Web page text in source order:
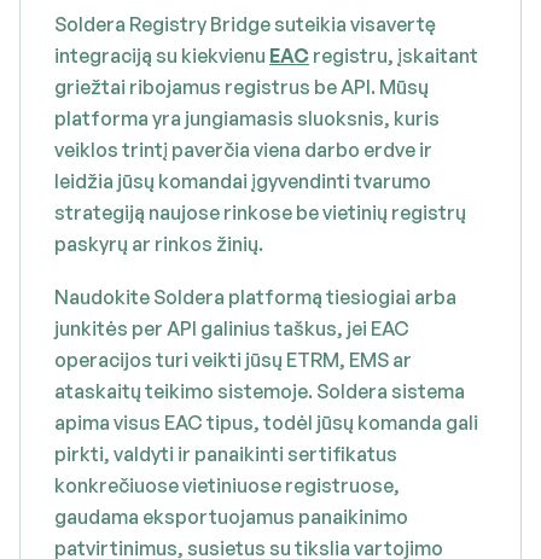
Soldera Registry Bridge suteikia visavertę
integraciją su kiekvienu EAC registru, įskaitant
griežtai ribojamus registrus be API. Mūsų
platforma yra jungiamasis sluoksnis, kuris
veiklos trintį paverčia viena darbo erdve ir
leidžia jūsų komandai įgyvendinti tvarumo
strategiją naujose rinkose be vietinių registrų
paskyrų ar rinkos žinių.
Naudokite Soldera platformą tiesiogiai arba
junkitės per API galinius taškus, jei EAC
operacijos turi veikti jūsų ETRM, EMS ar
ataskaitų teikimo sistemoje. Soldera sistema
apima visus EAC tipus, todėl jūsų komanda gali
pirkti, valdyti ir panaikinti sertifikatus
konkrečiuose vietiniuose registruose,
gaudama eksportuojamus panaikinimo
patvirtinimus, susietus su tikslia vartojimo